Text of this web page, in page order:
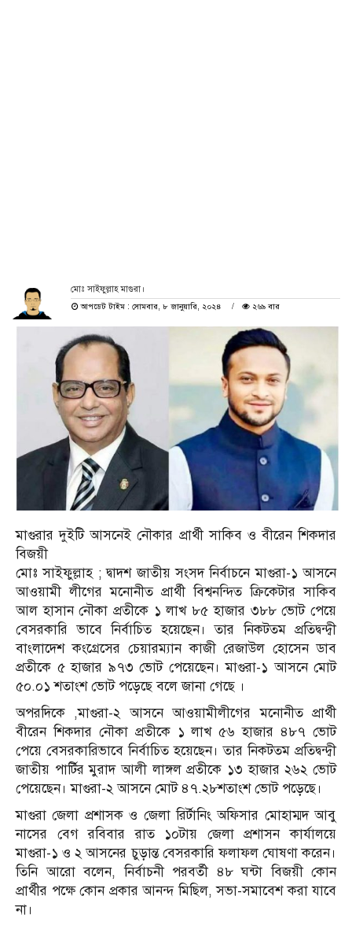
মোঃ সাইফুল্লাহ মাগুরা।
আপডেট টাইম : সোমবার, ৮ জানুয়ারি, ২০২৪
২৬৯ বার
মাগুরার দুইটি আসনেই নৌকার প্রার্থী সাকিব ও বীরেন শিকদার
বিজয়ী
মোঃ সাইফুল্লাহ ; দ্বাদশ জাতীয় সংসদ নির্বাচনে মাগুরা-১ আসনে
আওয়ামী লীগের মনোনীত প্রার্থী বিশ্বনন্দিত ক্রিকেটার সাকিব
আল হাসান নৌকা প্রতীকে ১ লাখ ৮৫ হাজার ৩৮৮ ভোট পেয়ে
বেসরকারি ভাবে নির্বাচিত হয়েছেন। তার নিকটতম প্রতিদ্বন্দ্বী
বাংলাদেশ কংগ্রেসের চেয়ারম্যান কাজী রেজাউল হোসেন ডাব
প্রতীকে ৫ হাজার ৯৭৩ ভোট পেয়েছেন। মাগুরা-১ আসনে মোট
৫০.০১ শতাংশ ভোট পড়েছে বলে জানা গেছে ।
অপরদিকে ,মাগুরা-২ আসনে আওয়ামীলীগের মনোনীত প্রার্থী
বীরেন শিকদার নৌকা প্রতীকে ১ লাখ ৫৬ হাজার ৪৮৭ ভোট
পেয়ে বেসরকারিভাবে নির্বাচিত হয়েছেন। তার নিকটতম প্রতিদ্বন্দ্বী
জাতীয় পার্টির মুরাদ আলী লাঙ্গল প্রতীকে ১৩ হাজার ২৬২ ভোট
পেয়েছেন। মাগুরা-২ আসনে মোট ৪৭.২৮শতাংশ ভোট পড়েছে।
মাগুরা জেলা প্রশাসক ও জেলা রির্টানিং অফিসার মোহাম্মদ আবু
নাসের বেগ রবিবার রাত ১০টায় জেলা প্রশাসন কার্যালয়ে
মাগুরা-১ ও ২ আসনের চুড়ান্ত বেসরকারি ফলাফল ঘোষণা করেন।
তিনি আরো বলেন, নির্বাচনী পরবর্তী ৪৮ ঘন্টা বিজয়ী কোন
প্রার্থীর পক্ষে কোন প্রকার আনন্দ মিছিল, সভা-সমাবেশ করা যাবে
না।